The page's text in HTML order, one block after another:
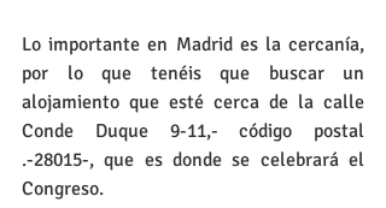
Lo importante en Madrid es la cercanía,
por lo que tenéis que buscar un
alojamiento que esté cerca de la calle
Conde Duque 9-11,- código postal
.-28015-, que es donde se celebrará el
Congreso.